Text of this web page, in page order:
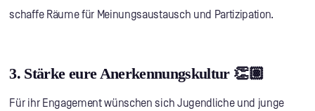
schaffe Räume für Meinungsaustausch und Partizipation.
3. Stärke eure Anerkennungskultur 👏🏽
Für ihr Engagement wünschen sich Jugendliche und junge